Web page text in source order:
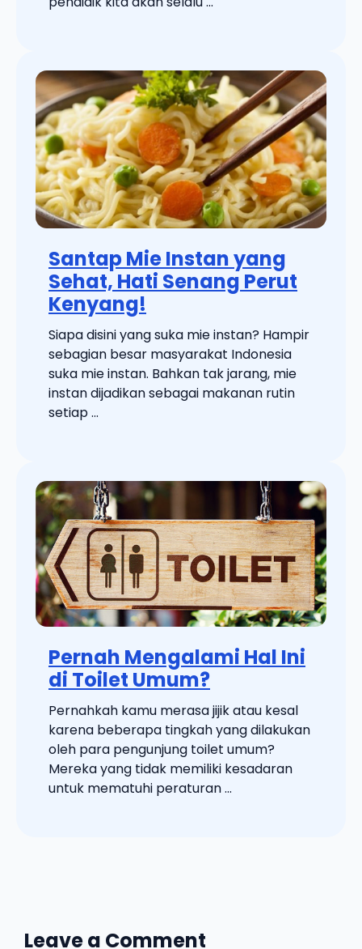
Santap Mie Instan yang
Sehat, Hati Senang Perut
Kenyang!
Siapa disini yang suka mie instan? Hampir
sebagian besar masyarakat Indonesia
suka mie instan. Bahkan tak jarang, mie
instan dijadikan sebagai makanan rutin
setiap ...
Pernah Mengalami Hal Ini
di Toilet Umum?
Pernahkah kamu merasa jijik atau kesal
karena beberapa tingkah yang dilakukan
oleh para pengunjung toilet umum?
Mereka yang tidak memiliki kesadaran
untuk mematuhi peraturan ...
Leave a Comment